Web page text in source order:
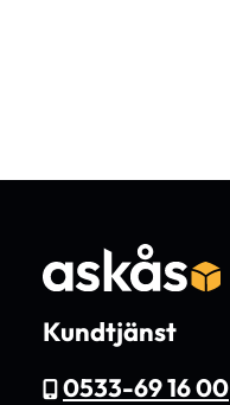
Kundtjänst
0533-69 16 00